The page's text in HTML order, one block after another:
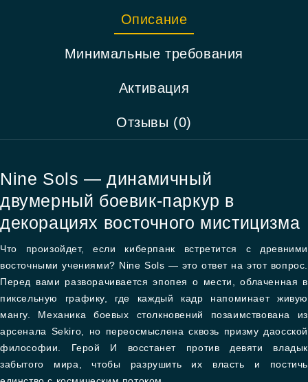
Описание
Минимальные требования
Активация
Отзывы (0)
Nine Sols — динамичный
двумерный боевик-паркур в
декорациях восточного мистицизма
Что произойдет, если киберпанк встретится с древними
восточными учениями? Nine Sols — это ответ на этот вопрос.
Перед вами разворачивается эпопея о мести, облаченная в
пиксельную графику, где каждый кадр напоминает живую
мангу. Механика боевых столкновений позаимствована из
арсенала Sekiro, но переосмыслена сквозь призму даосской
философии. Герой И восстанет против девяти владык
забытого мира, чтобы разрушить их власть и постичь